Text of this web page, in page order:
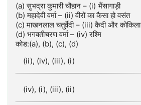
(a) सुभद्रा कुमारी चौहान – (i) भैंसागाड़ी
(b) महादेवी वर्मा – (ii) वीरों का कैसा हो वसंत
(c) माखनलाल चतुर्वेदी – (iii) कैदी और कोकिला
(d) भगवतीचरण वर्मा – (iv) रश्मि
कोड:(a), (b), (c), (d)
(ii), (iv), (iii), (i)
(iv), (i), (iii), (ii)